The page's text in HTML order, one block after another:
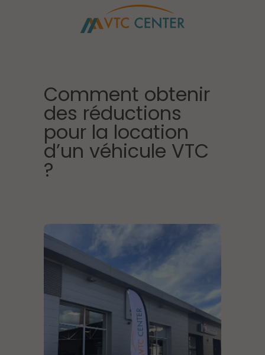
Comment obtenir
des réductions
pour la location
d’un véhicule VTC
?